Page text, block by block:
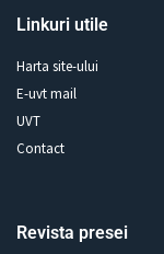
Linkuri utile
Harta site-ului
E-uvt mail
UVT
Contact
Revista presei